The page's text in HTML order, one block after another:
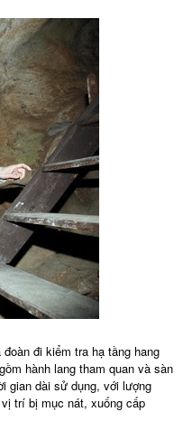
đi kiểm tra hạ tầng hang
hành lang tham quan và sàn
gian dài sử dụng, với lượng
trí bị mục nát, xuống cấp